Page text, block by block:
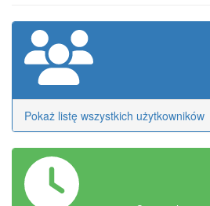
Pokaż listę wszystkich użytkowników